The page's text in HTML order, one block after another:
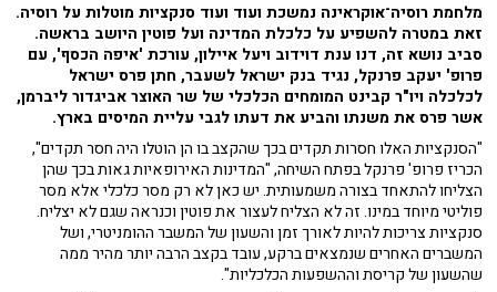
מלחמת רוסיה־אוקראינה נמשכת ועוד ועוד סנקציות מוטלות על רוסיה.
זאת במטרה להשפיע על כלכלת המדינה ועל פוטין היושב בראשה.
סביב נושא זה, דנו ענת דוידוב ויעל איילון, עורכת 'איפה הכסף', עם
פרופ' יעקב פרנקל, נגיד בנק ישראל לשעבר, חתן פרס ישראל
לכלכלה ויו"ר קבינט המומחים הכלכלי של שר האוצר אביגדור ליברמן,
אשר פרס את משנתו והביע את דעתו לגבי עליית המיסים בארץ.
"הסנקציות האלו חסרות תקדים בכך שהקצב בו הן הוטלו היה חסר תקדים",
הכריז פרופ' פרנקל בפתח השיחה, "המדינות האירופאיות גאות בכך שהן
הצליחו להתאחד בצורה משמעותית. יש כאן לא רק מסר כלכלי אלא מסר
פוליטי מיוחד במינו. זה לא הצליח לעצור את פוטין וכנראה שגם לא יצליח.
סנקציות צריכות להיות לאורך זמן והשעון של המשבר ההומניטרי, ושל
המשברים האחרים שנמצאים ברקע, עובד בקצב הרבה יותר מהיר ממה
שהשעון של קריסת וההשפעות הכלכליות".